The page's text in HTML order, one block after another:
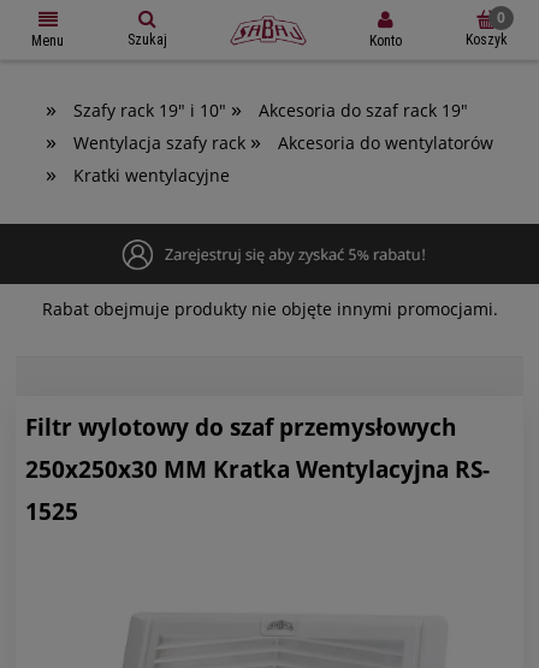
Menu Szukaj Konto Koszyk
» Szafy rack 19" i 10" » Akcesoria do szaf rack 19"
» Wentylacja szafy rack » Akcesoria do wentylatorów
» Kratki wentylacyjne
Rabat obejmuje produkty nie objęte innymi promocjami.
Filtr wylotowy do szaf przemysłowych
250x250x30 MM Kratka Wentylacyjna RS-
1525